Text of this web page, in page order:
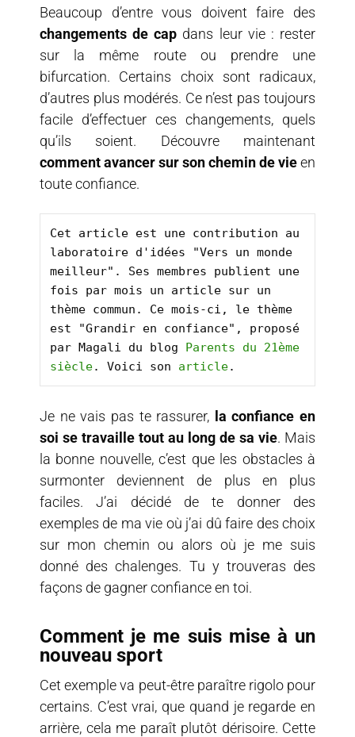
Beaucoup d’entre vous doivent faire des
changements de cap dans leur vie : rester
sur la même route ou prendre une
bifurcation. Certains choix sont radicaux,
d’autres plus modérés. Ce n’est pas toujours
facile d’effectuer ces changements, quels
qu’ils soient. Découvre maintenant
comment avancer sur son chemin de vieen
toute confiance.
Cet article est une contribution au
laboratoire d'idées "Vers un monde
meilleur". Ses membres publient une
fois par mois un article sur un
thème commun. Ce mois-ci, le thème
est "Grandir en confiance", proposé
par Magali du blog Parents du 21ème
siècle. Voici son article.
Je ne vais pas te rassurer, la confiance en
soi se travaille tout au long de sa vie. Mais
la bonne nouvelle, c’est que les obstacles à
surmonter deviennent de plus en plus
faciles. J’ai décidé de te donner des
exemples de ma vie où j’ai dû faire des choix
sur mon chemin ou alors où je me suis
donné des chalenges. Tu y trouveras des
façons de gagner confiance en toi.
Comment je me suis mise à un
nouveau sport
Cet exemple va peut-être paraître rigolo pour
certains. C’est vrai, que quand je regarde en
arrière, cela me paraît plutôt dérisoire. Cette